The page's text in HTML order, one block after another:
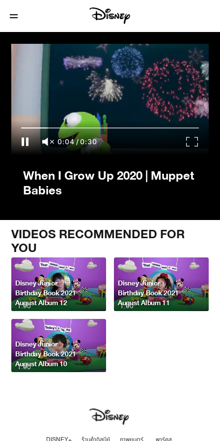
When I Grow Up 2020 | Muppet Babies
0:04/0:30
When I Grow Up 2020 | Muppet
Babies
VIDEOS RECOMMENDED FOR
YOU
1:00
Disney Junior
Birthday Book 2021
August Album 12
1:00
Disney Junior
Birthday Book 2021
August Album 11
1:00
Disney Junior
Birthday Book 2021
August Album 10